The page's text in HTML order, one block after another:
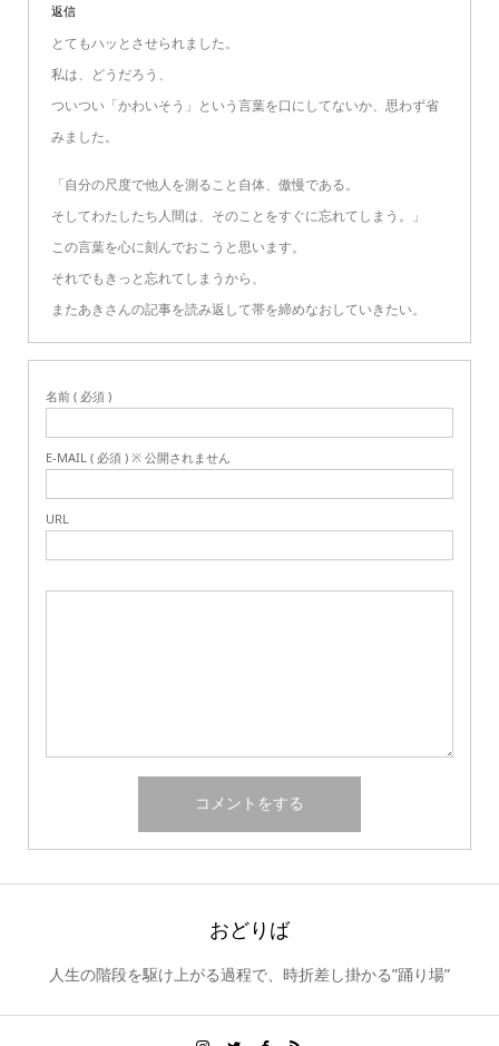
返信
とてもハッとさせられました。
私は、どうだろう、
ついつい「かわいそう」という言葉を口にしてないか、思わず省
みました。
「自分の尺度で他人を測ること自体、傲慢である。
そしてわたしたち人間は、そのことをすぐに忘れてしまう。」
この言葉を心に刻んでおこうと思います。
それでもきっと忘れてしまうから、
またあきさんの記事を読み返して帯を締めなおしていきたい。
名前 ( 必須 )
E-MAIL ( 必須 ) ※ 公開されません
URL
おどりば
人生の階段を駆け上がる過程で、時折差し掛かる”踊り場”